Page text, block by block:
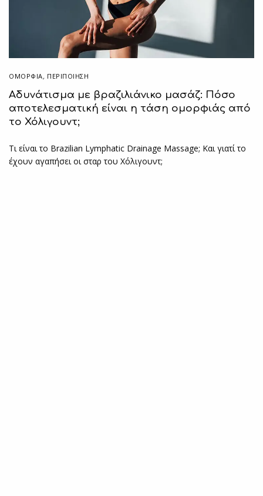
ΟΜΟΡΦΙΑ, ΠΕΡΙΠΟΊΗΣΗ
Αδυνάτισμα με βραζιλιάνικο μασάζ: Πόσο
αποτελεσματική είναι η τάση ομορφιάς από
το Χόλιγουντ;
Τι είναι το Brazilian Lymphatic Drainage Massage; Και γιατί το
έχουν αγαπήσει οι σταρ του Χόλιγουντ;